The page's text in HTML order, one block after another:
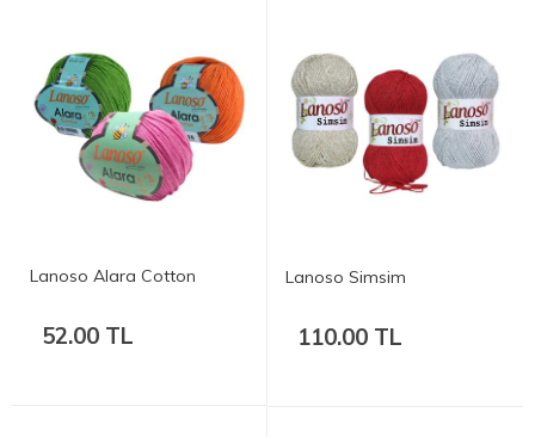
Lanoso Alara Cotton
52.00 TL
Lanoso Simsim
110.00 TL